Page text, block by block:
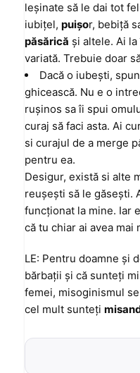
leşinate să le dai tot
iubiţel, puişor, bebiţă
păsărică şi altele. Ai
variată. Trebuie doar
Dacă o iubeşti,
ghicească. Nu e o
ruşinos sa îi spui
curaj să faci asta. Ai
si curajul de a merge
pentru ea.
Desigur, există si alte
reuşeşti să le găseşti.
funcţionat la mine. Iar
că tu chiar ai avea mai
LE: Pentru doamne şi
bărbaţii şi că sunteţi
femei, misoginismul
cel mult sunteţi